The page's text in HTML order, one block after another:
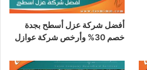
أفضل شركة عزل أسطح بجدة
خصم 30% وأرخص شركة عوازل